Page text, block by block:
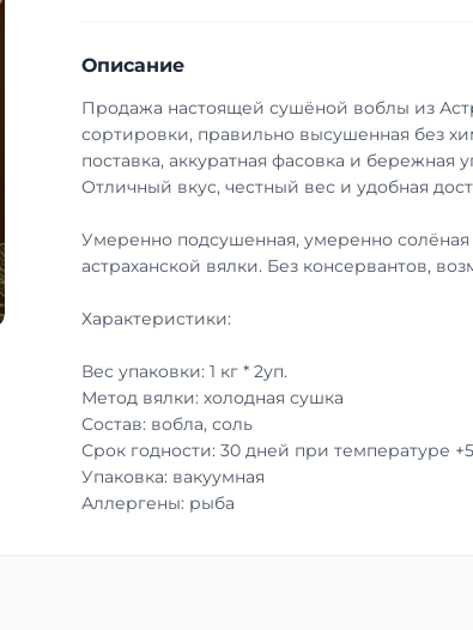
Описание
Продажа настоящей сушёной воблы из
сортировки, правильно высушенная без
поставка, аккуратная фасовка и бережная
Отличный вкус, честный вес и удобная
Умеренно подсушенная, умеренно
астраханской вялки. Без консервантов,
Характеристики:
Вес упаковки: 1 кг * 2уп.
Метод вялки: холодная сушка
Состав: вобла, соль
Срок годности: 30 дней при температуре
Упаковка: вакуумная
Аллергены: рыба